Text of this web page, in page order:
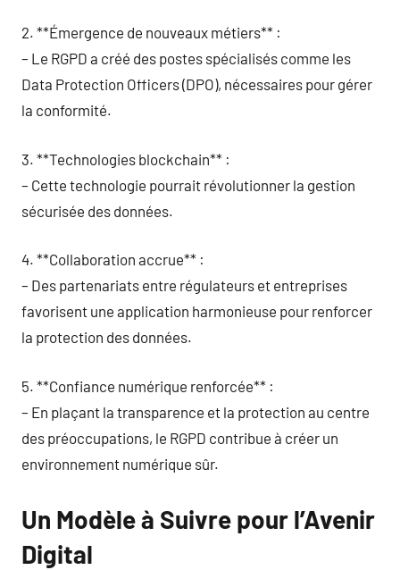
2. **Émergence de nouveaux métiers** :
– Le RGPD a créé des postes spécialisés comme les
Data Protection Officers (DPO), nécessaires pour gérer
la conformité.
3. **Technologies blockchain** :
– Cette technologie pourrait révolutionner la gestion
sécurisée des données.
4. **Collaboration accrue** :
– Des partenariats entre régulateurs et entreprises
favorisent une application harmonieuse pour renforcer
la protection des données.
5. **Confiance numérique renforcée** :
– En plaçant la transparence et la protection au centre
des préoccupations, le RGPD contribue à créer un
environnement numérique sûr.
Un Modèle à Suivre pour l’Avenir
Digital